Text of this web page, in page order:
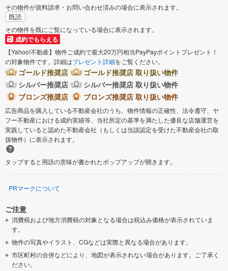
その物件が資料請求・お問い合わせ済みの場合に表示されます。
既読
その物件を既にご覧になっている場合に表示されます。
成約でもらえる
【Yahoo!不動産】物件ご成約で最大20万円相当PayPayポイントプレゼント！
の対象物件です。詳細はプレゼント詳細をご覧ください。
ゴールド推奨店
ゴールド推奨店 取り扱い物件
シルバー推奨店
シルバー推奨店 取り扱い物件
ブロンズ推奨店
ブロンズ推奨店 取り扱い物件
広告商品を購入している不動産会社のうち、物件情報の正確性、法令遵守、ヤ
フー不動産における成約実績等、当社所定の基準を満たした優良な店舗運営を
実践していると認めた不動産会社（もしくは当該認定を受けた不動産会社の取
扱物件）に表示されます。
タップすると用語の意味が書かれたポップアップが開きます。
PRマークについて
ご注意
消費税および地方消費税の対象となる場合は税込み価格が表示されていま
す。
物件の写真やイラスト、CGなどは実際と異なる場合があります。
市区町村の合併などにより、地図が表示されない場合があります。ご了承く
ださい。